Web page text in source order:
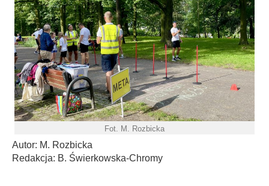
Fot. M. Rozbicka
Autor: M. Rozbicka
Redakcja: B. Świerkowska-Chromy